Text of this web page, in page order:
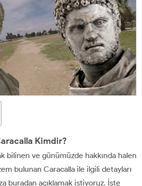
Kimdir?
bilinen ve günümüzde hakkında halen
bulunan Caracalla ile ilgili detayları
buradan açıklamak istiyoruz. İşte